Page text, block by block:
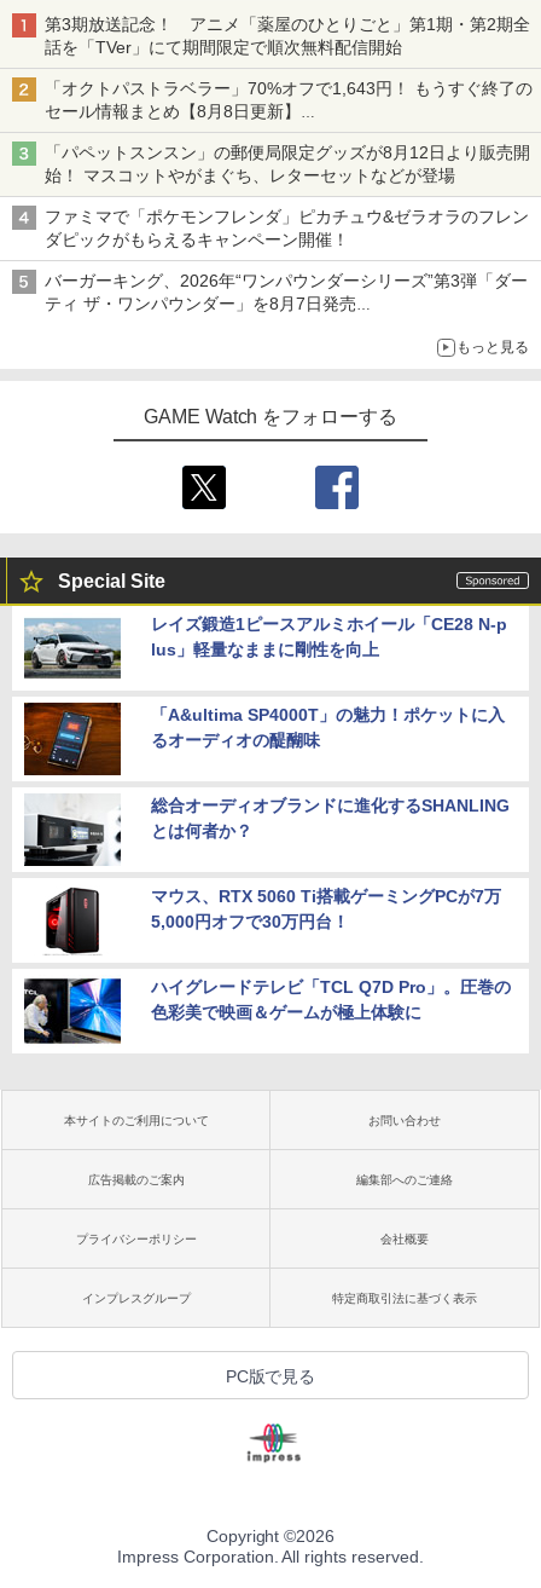
第3期放送記念！ アニメ「薬屋のひとりごと」第1期・第2期全
話を「TVer」にて期間限定で順次無料配信開始
「オクトパストラベラー」70%オフで1,643円！ もうすぐ終了の
セール情報まとめ【8月8日更新】
ニンテンドーeショップでは「大神 絶景版」が67%オフで990円
「パペットスンスン」の郵便局限定グッズが8月12日より販売開
始！ マスコットやがまぐち、レターセットなどが登場
ファミマで「ポケモンフレンダ」ピカチュウ&ゼラオラのフレン
ダピックがもらえるキャンペーン開催！
バーガーキング、2026年“ワンパウンダーシリーズ”第3弾「ダー
ティ ザ・ワンパウンダー」を8月7日発売
もっと見る
GAME Watch をフォローする
Special Site
レイズ鍛造1ピースアルミホイール「CE28 N-p
lus」軽量なままに剛性を向上
「A&ultima SP4000T」の魅力！ポケットに入
るオーディオの醍醐味
総合オーディオブランドに進化するSHANLING
とは何者か？
マウス、RTX 5060 Ti搭載ゲーミングPCが7万
5,000円オフで30万円台！
ハイグレードテレビ「TCL Q7D Pro」。圧巻の
色彩美で映画＆ゲームが極上体験に
本サイトのご利用について お問い合わせ
広告掲載のご案内 編集部へのご連絡
プライバシーポリシー 会社概要
インプレスグループ 特定商取引法に基づく表示
PC版で見る
Copyright ©2026
Impress Corporation. All rights reserved.